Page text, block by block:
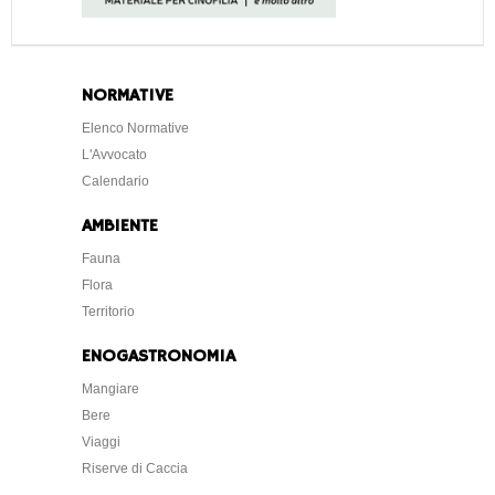
NORMATIVE
Elenco Normative
L'Avvocato
Calendario
AMBIENTE
Fauna
Flora
Territorio
ENOGASTRONOMIA
Mangiare
Bere
Viaggi
Riserve di Caccia